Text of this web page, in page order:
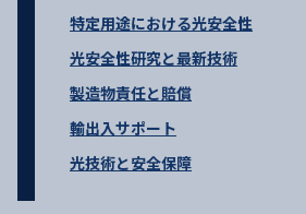
特定用途における光安全性
光安全性研究と最新技術
製造物責任と賠償
輸出入サポート
光技術と安全保障